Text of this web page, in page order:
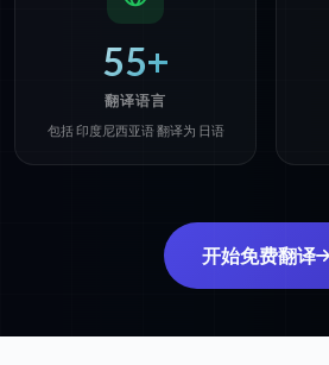
55+
翻译语言
包括 印度尼西亚语 翻译为 日语
开始免费翻译